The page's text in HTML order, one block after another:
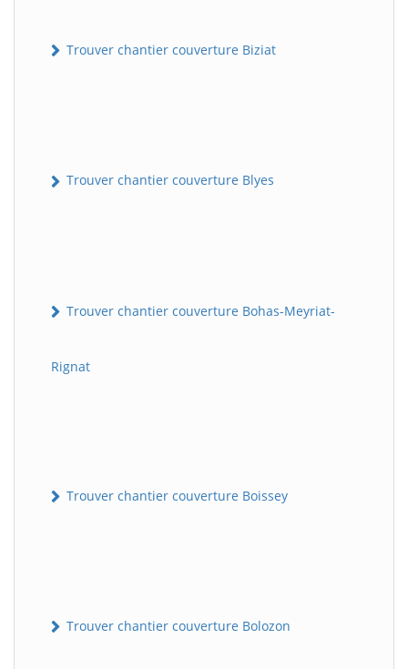
Trouver chantier couverture Biziat
Trouver chantier couverture Blyes
Trouver chantier couverture Bohas-Meyriat-
Rignat
Trouver chantier couverture Boissey
Trouver chantier couverture Bolozon